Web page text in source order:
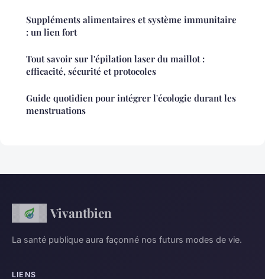
Suppléments alimentaires et système immunitaire
: un lien fort
Tout savoir sur l'épilation laser du maillot :
efficacité, sécurité et protocoles
Guide quotidien pour intégrer l'écologie durant les
menstruations
Vivantbien
La santé publique aura façonné nos futurs modes de vie.
LIENS